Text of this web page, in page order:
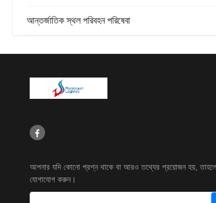
আন্তর্জাতিক স্থল পরিবহন পরিষেবা
আপনার যদি কোনো প্রশ্ন থাকে বা আরও তথ্যের প্রয়োজন হয়,
যোগাযোগ করুন।